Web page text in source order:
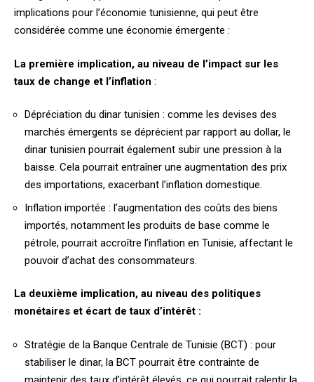
implications pour l’économie tunisienne, qui peut être
considérée comme une économie émergente :
La première implication, au niveau de l’impact sur les
taux de change et l’inflation :
Dépréciation du dinar tunisien : comme les devises des
marchés émergents se déprécient par rapport au dollar, le
dinar tunisien pourrait également subir une pression à la
baisse. Cela pourrait entraîner une augmentation des prix
des importations, exacerbant l’inflation domestique.
Inflation importée : l’augmentation des coûts des biens
importés, notamment les produits de base comme le
pétrole, pourrait accroître l’inflation en Tunisie, affectant le
pouvoir d’achat des consommateurs.
La deuxième implication, au niveau des politiques
monétaires et écart de taux d’intérêt :
Stratégie de la Banque Centrale de Tunisie (BCT) : pour
stabiliser le dinar, la BCT pourrait être contrainte de